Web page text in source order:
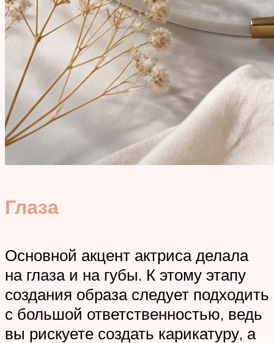
Глаза
Основной акцент актриса делала
на глаза и на губы. К этому этапу
создания образа следует подходить
с большой ответственностью, ведь
вы рискуете создать карикатуру, а